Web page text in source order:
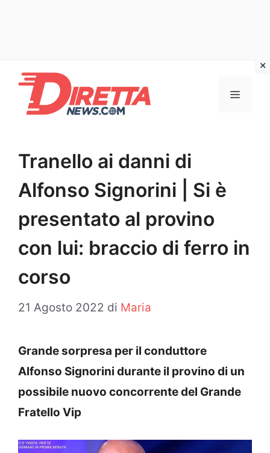
contenuto
Menu
Tranello ai danni di
Alfonso Signorini | Si è
presentato al provino
con lui: braccio di ferro in
corso
21 Agosto 2022 di Maria
Grande sorpresa per il conduttore
Alfonso Signorini durante il provino di un
possibile nuovo concorrente del Grande
Fratello Vip